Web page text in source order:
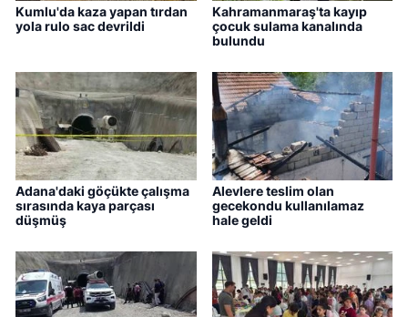
Kumlu'da kaza yapan tırdan
yola rulo sac devrildi
Kahramanmaraş'ta kayıp
çocuk sulama kanalında
bulundu
Adana'daki göçükte çalışma
sırasında kaya parçası
düşmüş
Alevlere teslim olan
gecekondu kullanılamaz
hale geldi